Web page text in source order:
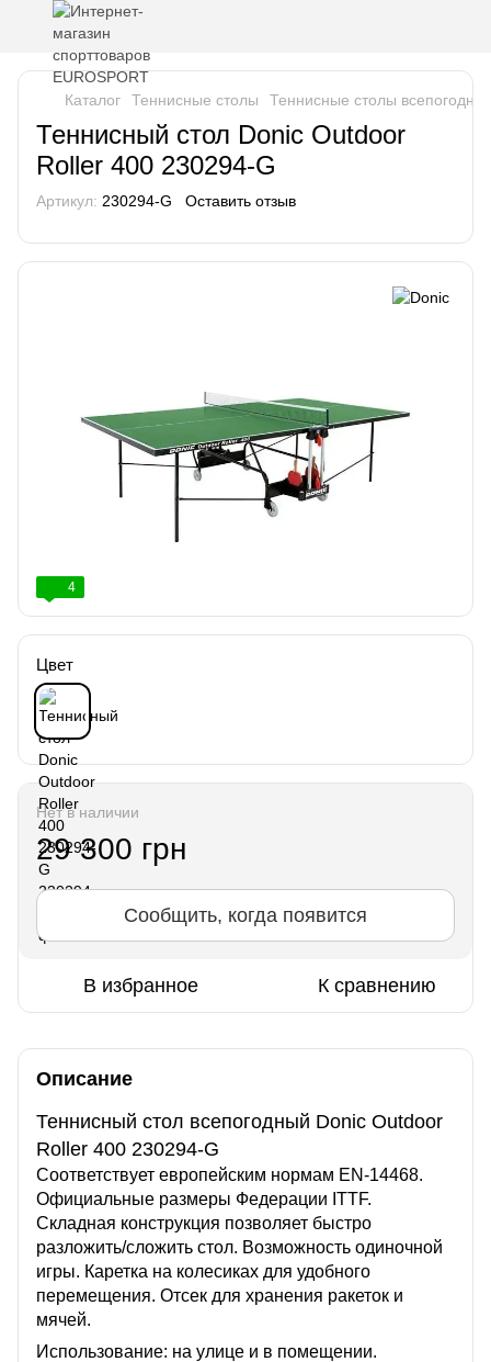
Каталог Теннисные столы Теннисные столы
Теннисный стол Donic Outdoor
Roller 400 230294-G
Артикул: 230294-G Оставить отзыв
4
Цвет
Нет в наличии
29 300 грн
Сообщить, когда появится
В избранное К сравнению
Описание
Теннисный стол всепогодный Donic Outdoor
Roller 400 230294-G
Соответствует европейским нормам EN-14468.
Официальные размеры Федерации ITTF.
Складная конструкция позволяет быстро
разложить/сложить стол. Возможность одиночной
игры. Каретка на колесиках для удобного
перемещения. Отсек для хранения ракеток и
мячей.
Использование: на улице и в помещении.